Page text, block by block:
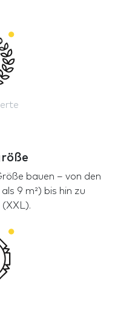
bauen – von den
9 m²) bis hin zu